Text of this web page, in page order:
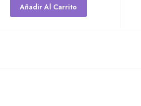
Añadir Al Carrito